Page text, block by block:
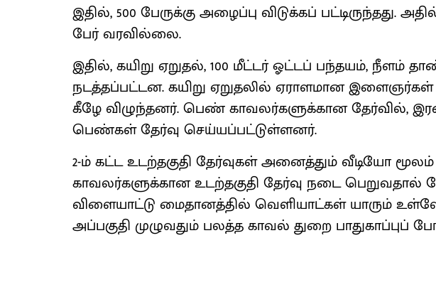
இதில், 500 பேருக்கு அழைப்பு விடுக்கப் பட்டிருந்தது.
பேர் வரவில்லை.
இதில், கயிறு ஏறுதல், 100 மீட்டர் ஓட்டப் பந்தயம், நீளம்
நடத்தப்பட்டன. கயிறு ஏறுதலில் ஏராளமான இளைஞர்கள்
கீழே விழுந்தனர். பெண் காவலர்களுக்கான தேர்வில்,
பெண்கள் தேர்வு செய்யப்பட்டுள்ளனர்.
2-ம் கட்ட உடற்தகுதி தேர்வுகள் அனைத்தும் வீடியோ மூலம்
காவலர்களுக்கான உடற்தகுதி தேர்வு நடை பெறுவதால்
விளையாட்டு மைதானத்தில் வெளியாட்கள் யாரும்
அப்பகுதி முழுவதும் பலத்த காவல் துறை பாதுகாப்புப்